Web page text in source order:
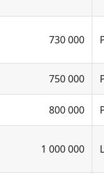
730 000
750 000
800 000
1 000 000